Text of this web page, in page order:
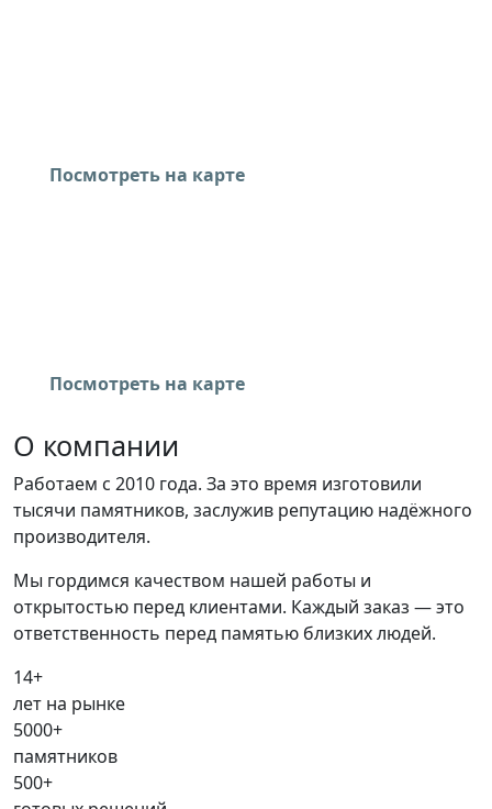
Посмотреть на карте
Посмотреть на карте
О компании
Работаем с 2010 года. За это время изготовили
тысячи памятников, заслужив репутацию надёжного
производителя.
Мы гордимся качеством нашей работы и
открытостью перед клиентами. Каждый заказ — это
ответственность перед памятью близких людей.
14+
лет на рынке
5000+
памятников
500+